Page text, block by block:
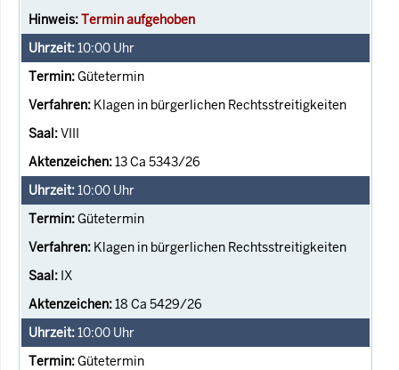
Termin aufgehoben
10:00 Uhr
Gütetermin
Klagen in bürgerlichen Rechtsstreitigkeiten
VIII
13 Ca 5343/26
10:00 Uhr
Gütetermin
Klagen in bürgerlichen Rechtsstreitigkeiten
IX
18 Ca 5429/26
10:00 Uhr
Gütetermin